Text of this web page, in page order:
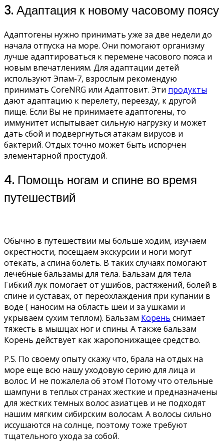
3. Адаптация к новому часовому поясу
Адаптогены нужно принимать уже за две недели до
начала отпуска на море. Они помогают организму
лучше адаптироваться к перемене часового пояса и
новым впечатлениям. Для адаптации детей
используют Эпам-7, взрослым рекомендую
принимать СoreNRG или Адаптовит. Эти продукты
дают адаптацию к перелету, переезду, к другой
пище. Если Вы не принимаете адаптогены, то
иммунитет испытывает сильную нагрузку и может
дать сбой и подвергнуться атакам вирусов и
бактерий. Отдых точно может быть испорчен
элементарной простудой.
4. Помощь ногам и спине во время
путешествий
Обычно в путешествии мы больше ходим, изучаем
окрестности, посещаем экскурсии и ноги могут
отекать, а спина болеть. В таких случаях помогают
лечебные бальзамы для тела. Бальзам для тела
Гибкий лук помогает от ушибов, растяжений, болей в
спине и суставах, от переохлаждения при купании в
воде ( наносим на область шеи и за ушками и
укрываем сухим теплом). Бальзам Корень снимает
тяжесть в мышцах ног и спины. А также бальзам
Корень действует как жаропонижащее средство.
P.S. По своему опыту скажу что, брала на отдых на
море еще всю нашу уходовую серию для лица и
волос. И не пожалела об этом! Потому что отельные
шампуни в теплых странах жесткие и предназначены
для жестких темных волос азиатцев и не подходят
нашим мягким сибирским волосам. А волосы сильно
иссушаются на солнце, поэтому тоже требуют
тщательного ухода за собой.